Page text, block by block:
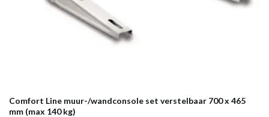
Comfort Line muur-/wandconsole set verstelbaar 700 x 465
mm (max 140 kg)